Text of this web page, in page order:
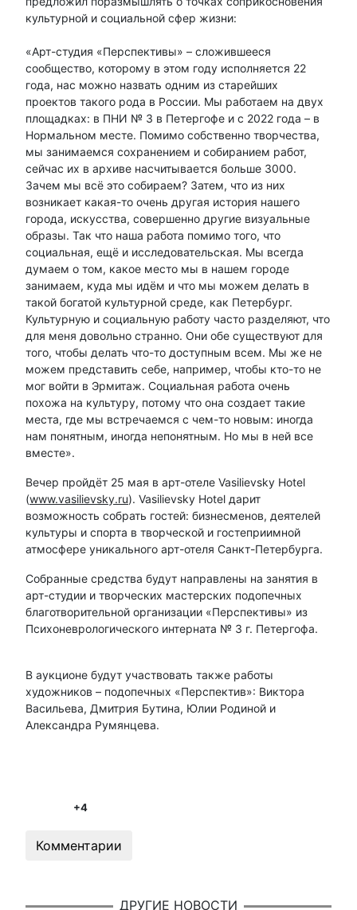
культурной и социальной сфер жизни:
«Арт-студия «Перспективы» – сложившееся
сообщество, которому в этом году исполняется 22
года, нас можно назвать одним из старейших
проектов такого рода в России. Мы работаем на двух
площадках: в ПНИ № 3 в Петергофе и с 2022 года – в
Нормальном месте. Помимо собственно творчества,
мы занимаемся сохранением и собиранием работ,
сейчас их в архиве насчитывается больше 3000.
Зачем мы всё это собираем? Затем, что из них
возникает какая-то очень другая история нашего
города, искусства, совершенно другие визуальные
образы. Так что наша работа помимо того, что
социальная, ещё и исследовательская. Мы всегда
думаем о том, какое место мы в нашем городе
занимаем, куда мы идём и что мы можем делать в
такой богатой культурной среде, как Петербург.
Культурную и социальную работу часто разделяют, что
для меня довольно странно. Они обе существуют для
того, чтобы делать что-то доступным всем. Мы же не
можем представить себе, например, чтобы кто-то не
мог войти в Эрмитаж. Социальная работа очень
похожа на культуру, потому что она создает такие
места, где мы встречаемся с чем-то новым: иногда
нам понятным, иногда непонятным. Но мы в ней все
вместе».
Вечер пройдёт 25 мая в арт-отеле Vasilievsky Hotel
(www.vasilievsky.ru). Vasilievsky Hotel дарит
возможность собрать гостей: бизнесменов, деятелей
культуры и спорта в творческой и гостеприимной
атмосфере уникального арт-отеля Санкт-Петербурга.
Собранные средства будут направлены на занятия в
арт-студии и творческих мастерских подопечных
благотворительной организации «Перспективы» из
Психоневрологического интерната № 3 г. Петергофа.
В аукционе будут участвовать также работы
художников – подопечных «Перспектив»: Виктора
Васильева, Дмитрия Бутина, Юлии Родиной и
Александра Румянцева.
+4
Комментарии
ДРУГИЕ НОВОСТИ